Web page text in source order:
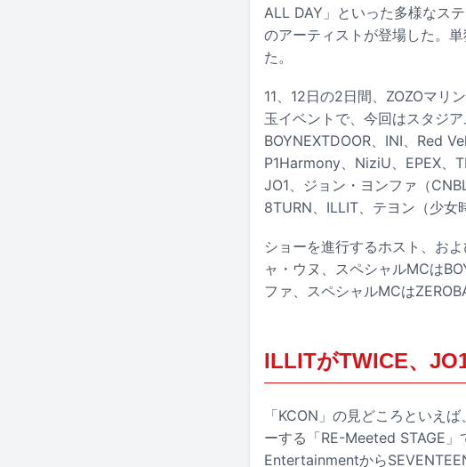
ALL DAY」といった多様なス
のアーティストが登場した。
た。
11、12日の2日間、ZOZOマリ
玉イベントで、今回はスタジ
BOYNEXTDOOR、INI、Red
P1Harmony、NiziU、EPEX、
JO1、ジョン・ヨンファ（
8TURN、ILLIT、テヨン（少女
ショーを進行するホスト、お
ャ・ウヌ、スペシャルMCは
ファ、スペシャルMCは
ILLITがTWICE、
「KCON」の見どころといえ
ーする「RE-Meeted STAGE」
Entertainmentから